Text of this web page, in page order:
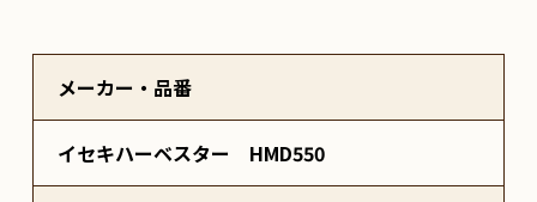
メーカー・品番
イセキハーベスター HMD550